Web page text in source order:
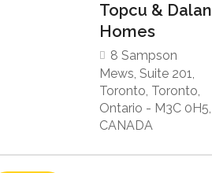
Topcu & Dalan
Homes
8 Sampson
Mews, Suite 201,
Toronto, Toronto,
Ontario - M3C 0H5,
CANADA